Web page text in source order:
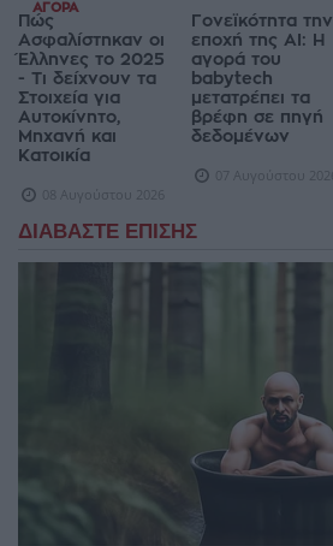
ΑΓΟΡΆ
Πώς
Ασφαλίστηκαν οι
Έλληνες το 2025
- Τι δείχνουν τα
Στοιχεία για
Αυτοκίνητο,
Μηχανή και
Κατοικία
08 Αυγούστου 2026
Γονεϊκότητα την
εποχή της AI: Η
αγορά του
babytech
μετατρέπει τα
βρέφη σε πηγή
δεδομένων
07 Αυγούστου 2026